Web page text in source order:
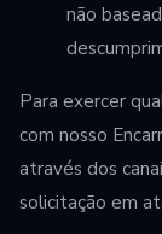
não
Para exercer
com nosso
através dos
solicitação em